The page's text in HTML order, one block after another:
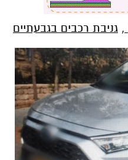
, גניבת רכבים בגבעתיים